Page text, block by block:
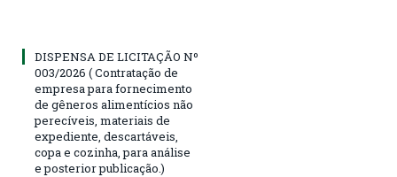
DISPENSA DE LICITAÇÃO Nº
003/2026 ( Contratação de
empresa para fornecimento
de gêneros alimentícios não
perecíveis, materiais de
expediente, descartáveis,
copa e cozinha, para análise
e posterior publicação.)